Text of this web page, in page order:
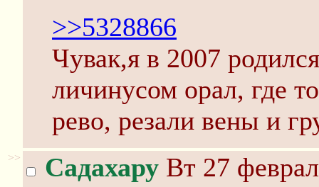
>>5328866
Чувак,я в 2007
личинусом орал, где
рево, резали вены и
>> Садахару Вт 27